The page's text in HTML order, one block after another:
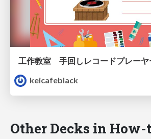
工作教室 手回しレコードプレーヤ
keicafeblack
Other Decks in How-